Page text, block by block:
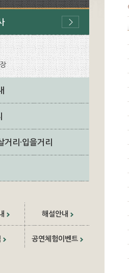
거리·입을거리
해설안내
공연체험이벤트